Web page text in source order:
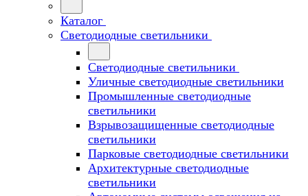
Каталог
Светодиодные светильники
Светодиодные светильники
Уличные светодиодные светильники
Промышленные светодиодные
светильники
Взрывозащищенные светодиодные
светильники
Парковые светодиодные светильники
Архитектурные светодиодные
светильники